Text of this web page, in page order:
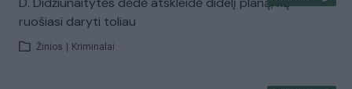
ruošiasi daryti toliau
Žinios Kriminalai